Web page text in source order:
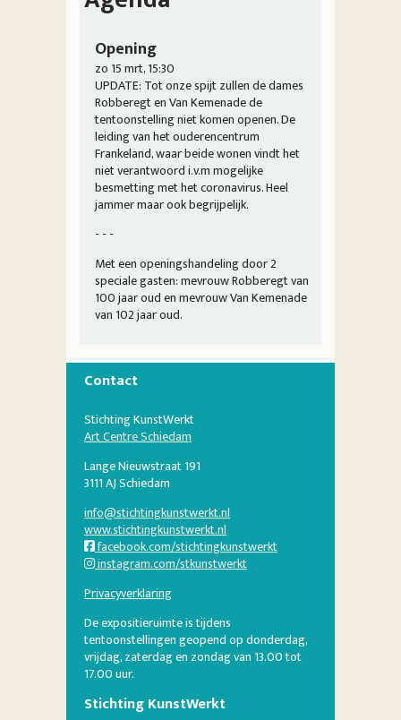
Opening
zo 15 mrt, 15:30
UPDATE: Tot onze spijt zullen de dames
Robberegt en Van Kemenade de
tentoonstelling niet komen openen. De
leiding van het ouderencentrum
Frankeland, waar beide wonen vindt het
niet verantwoord i.v.m mogelijke
besmetting met het coronavirus. Heel
jammer maar ook begrijpelijk.
- - -
Met een openingshandeling door 2
speciale gasten: mevrouw Robberegt van
100 jaar oud en mevrouw Van Kemenade
van 102 jaar oud.
Contact
Stichting KunstWerkt
Art Centre Schiedam
Lange Nieuwstraat 191
3111 AJ Schiedam
info@stichtingkunstwerkt.nl
www.stichtingkunstwerkt.nl
facebook.com/stichtingkunstwerkt
instagram.com/stkunstwerkt
Privacyverklaring
De expositieruimte is tijdens
tentoonstellingen geopend op donderdag,
vrijdag, zaterdag en zondag van 13.00 tot
17.00 uur.
Stichting KunstWerkt